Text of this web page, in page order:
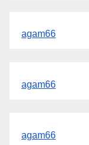
agam66
agam66
agam66